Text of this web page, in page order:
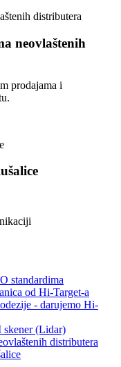
neovlaštenih
prodajama i
standardima
od Hi-Target-a
- darujemo Hi-
(Lidar)
distributera